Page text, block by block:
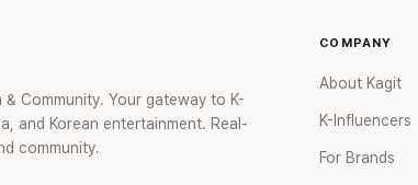
過去也曾在 SBS
》 中，親自公開
視為黑歷史代表作
演藝路，她於
成員身分出
& Community. Your gateway to K-
and Korean entertainment. Real-
community.
COMPANY
About Kagit
K-Influencers
For Brands